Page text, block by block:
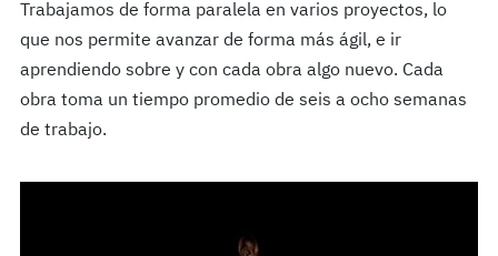
Trabajamos de forma paralela en varios proyectos, lo
que nos permite avanzar de forma más ágil, e ir
aprendiendo sobre y con cada obra algo nuevo. Cada
obra toma un tiempo promedio de seis a ocho semanas
de trabajo.